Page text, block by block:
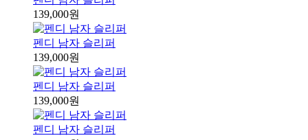
139,000원
펜디 남자 슬리퍼
139,000원
펜디 남자 슬리퍼
139,000원
펜디 남자 슬리퍼